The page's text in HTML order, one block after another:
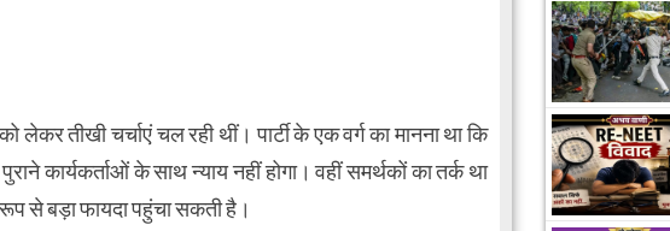
तीखी चर्चाएं चल रही थीं। पार्टी के एक वर्ग का मानना था कि
कार्यकर्ताओं के साथ न्याय नहीं होगा। वहीं समर्थकों का तर्क था
रूप से बड़ा फायदा पहुंचा सकती है।